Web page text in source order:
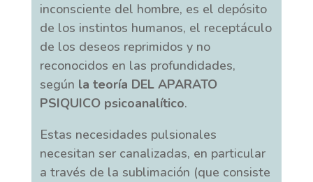
inconsciente del hombre, es el depósito
de los instintos humanos, el receptáculo
de los deseos reprimidos y no
reconocidos en las profundidades,
según la teoría DEL APARATO
PSIQUICO psicoanalítico.
Estas necesidades pulsionales
necesitan ser canalizadas, en particular
a través de la sublimación (que consiste